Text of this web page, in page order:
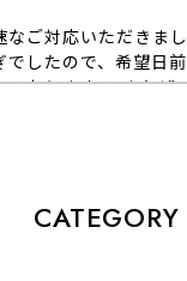
なご対応いただきま
でしたので、希望日
ております！ またぜ
2026/01/16
CATEGORY